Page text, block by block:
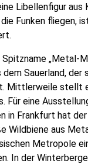
Libellenfigur aus
Funken fliegen,
„Metal-
Sauerland, der
Mittlerweile stellt
Für eine
in Frankfurt hat
Wildbiene aus
Metropole
In der